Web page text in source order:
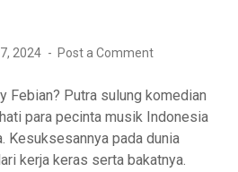
2024 Post a Comment
Febian? Putra sulung komedian
para pecinta musik Indonesia
Kesuksesannya pada dunia
kerja keras serta bakatnya.